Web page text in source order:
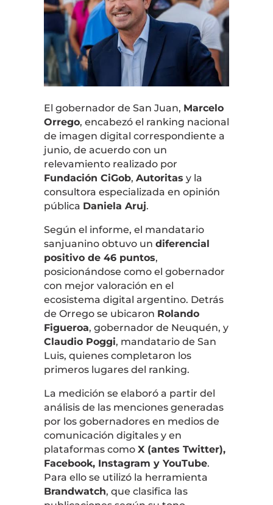
El gobernador de San Juan, Marcelo
Orrego, encabezó el ranking nacional
de imagen digital correspondiente a
junio, de acuerdo con un
relevamiento realizado por
Fundación CiGob, Autoritas y la
consultora especializada en opinión
pública Daniela Aruj.
Según el informe, el mandatario
sanjuanino obtuvo un diferencial
positivo de 46 puntos,
posicionándose como el gobernador
con mejor valoración en el
ecosistema digital argentino. Detrás
de Orrego se ubicaron Rolando
Figueroa, gobernador de Neuquén, y
Claudio Poggi, mandatario de San
Luis, quienes completaron los
primeros lugares del ranking.
La medición se elaboró a partir del
análisis de las menciones generadas
por los gobernadores en medios de
comunicación digitales y en
plataformas como X (antes Twitter),
Facebook, Instagram y YouTube.
Para ello se utilizó la herramienta
Brandwatch, que clasifica las